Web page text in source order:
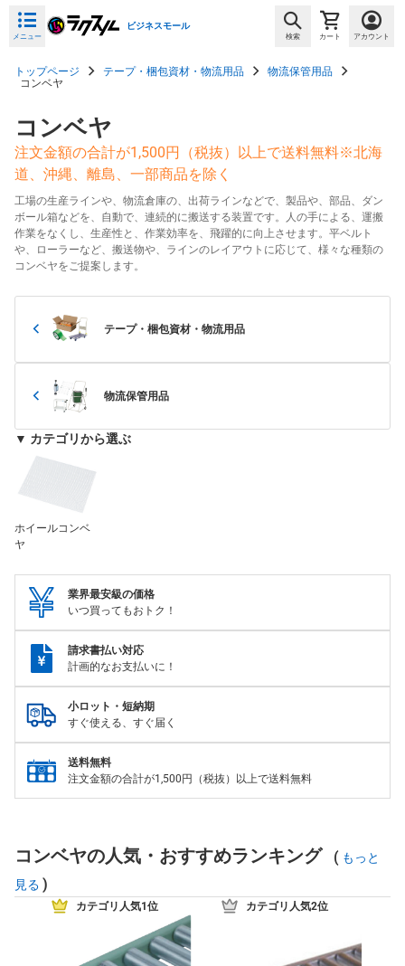
メニュー
ビジネスモール
検索 カート アカウント
トップページ テープ・梱包資材・物流用品
物流保管用品
コンベヤ
コンベヤ
注文金額の合計が1,500円（税抜）以上で送料無料※北海
道、沖縄、離島、一部商品を除く
工場の生産ラインや、物流倉庫の、出荷ラインなどで、製品や、部品、ダン
ボール箱などを、自動で、連続的に搬送する装置です。人の手による、運搬
作業をなくし、生産性と、作業効率を、飛躍的に向上させます。平ベルト
や、ローラーなど、搬送物や、ラインのレイアウトに応じて、様々な種類の
コンベヤをご提案します。
テープ・梱包資材・物流用品
物流保管用品
▼ カテゴリから選ぶ
ホイールコンベ
ヤ
業界最安級の価格
いつ買ってもおトク！
請求書払い対応
計画的なお支払いに！
小ロット・短納期
すぐ使える、すぐ届く
送料無料
注文金額の合計が1,500円（税抜）以上で送料無料
コンベヤの人気・おすすめランキング ( もっと
見る )
カテゴリ人気1位 カテゴリ人気2位